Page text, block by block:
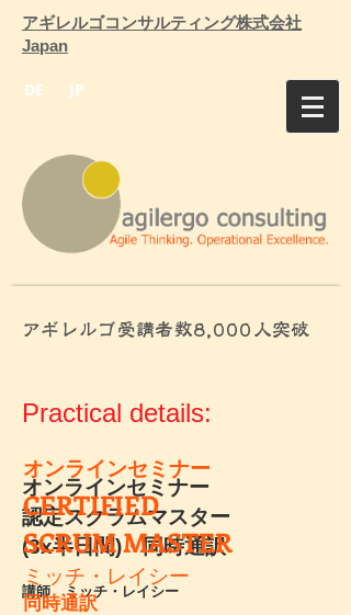
アギレルゴコンサルティング株式会社
Japan
DE JP
アギレルゴ受講者数8,000人突破
Practical details:
オンラインセミナー
認定スクラムマスター
(3x半日間)・同時通訳
講師ミッチ・レイシー
オンラインセミナー
CERTIFIED
SCRUMMASTER
ミッチ・レイシー
同時通訳